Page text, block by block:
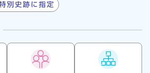
別史跡に指定